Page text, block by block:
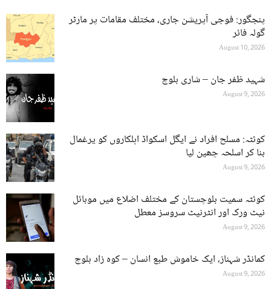
پنجگور: فوجی آپریشن جاری، مختلف مقامات پر مارٹر
گولہ فائر
August 10, 2026
شہید ظفر جان – شاری بلوچ
August 9, 2026
کوئٹہ: مسلح افراد نے ایگل اسکواڈ اہلکاروں کو یرغمال
بنا کر اسلحہ چھین لیا
August 9, 2026
کوئٹہ سمیت بلوچستان کے مختلف اضلاع میں موبائل
نیٹ ورک اور انٹرنیٹ سروسز معطل
August 9, 2026
کمانڈر شہناز، ایک خاموش طبع انسان – کوہ زاد بلوچ
August 9, 2026